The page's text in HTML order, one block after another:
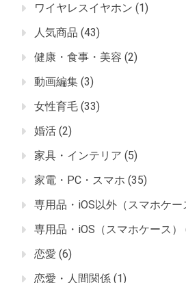
ワイヤレスイヤホン (1)
人気商品 (43)
健康・食事・美容 (2)
動画編集 (3)
女性育毛 (33)
婚活 (2)
家具・インテリア (5)
家電・PC・スマホ (35)
専用品・iOS以外（スマホケー
専用品・iOS（スマホケース）
恋愛 (6)
恋愛・人間関係 (1)